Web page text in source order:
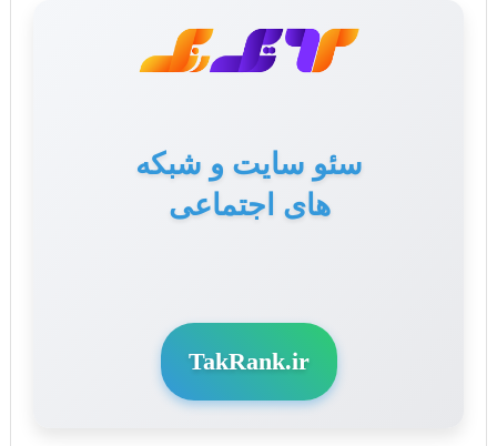
سئو سایت و شبکه
های اجتماعی
TakRank.ir